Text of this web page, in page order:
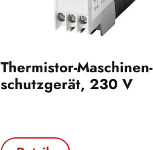
Thermistor-Maschinen-
schutzgerät, 230 V